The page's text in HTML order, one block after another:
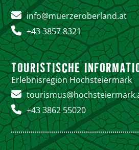
info@muerzeroberland.at
+43 3857 8321
TOURISTISCHE
Erlebnisregion Hochsteiermark
+43 3862 55020